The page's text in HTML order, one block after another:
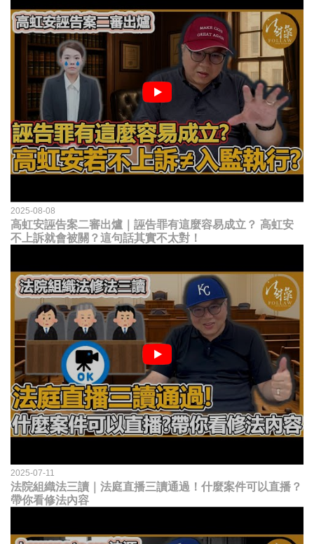
2025-08-08
高虹安誣告案二審出爐｜誣告罪有這麼容易成立？ 高虹安
不上訴就會被關？這句話其實不太對！
2025-07-11
法院組織法三讀｜法庭直播三讀通過！什麼案件可以直播？
帶你看修法內容